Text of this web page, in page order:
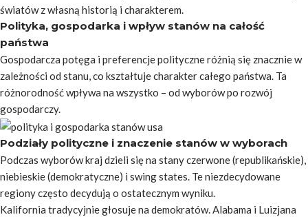
światów z własną historią i charakterem.
Polityka, gospodarka i wpływ stanów na całość
państwa
Gospodarcza potęga i preferencje polityczne różnią się znacznie w
zależności od stanu, co kształtuje charakter całego państwa. Ta
różnorodność wpływa na wszystko – od wyborów po rozwój
gospodarczy.
Podziały polityczne i znaczenie stanów w wyborach
Podczas wyborów kraj dzieli się na stany czerwone (republikańskie),
niebieskie (demokratyczne) i swing states. Te niezdecydowane
regiony często decydują o ostatecznym wyniku.
Kalifornia tradycyjnie głosuje na demokratów. Alabama i Luizjana